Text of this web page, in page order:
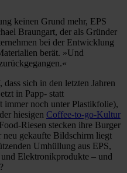
keinen Grund mehr, EPS
Braungart, der als Gründer
bei der Entwicklung
berät. »Und
sich in den letzten Jahren
in Papp- statt
immer noch unter Plastikfolie),
hiesigen Coffee-to-go-Kultur
Riesen stecken ihre Burger
neu gekaufte Bildschirm liegt
Umhüllung aus EPS,
Elektronikprodukte – und